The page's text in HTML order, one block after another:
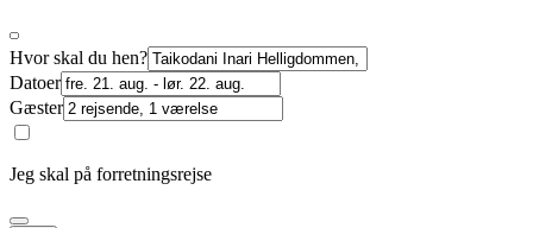
Hvor skal du hen?
Datoer
Gæster
Jeg skal på forretningsrejse